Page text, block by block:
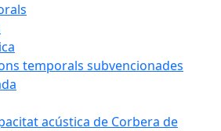
temporals subvencionades
acústica de Corbera de